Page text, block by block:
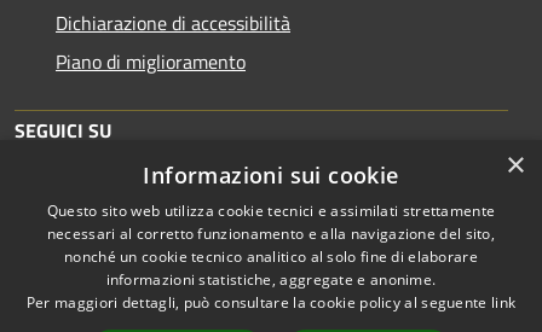
Dichiarazione di accessibilità
Piano di miglioramento
SEGUICI SU
RSS
Accessibilità
Copyright © 2026 • Comune di
×
Informazioni sui cookie
Questo sito web utilizza cookie tecnici e assimilati strettamente
necessari al corretto funzionamento e alla navigazione del sito,
nonché un cookie tecnico analitico al solo fine di elaborare
informazioni statistiche, aggregate e anonime.
Per maggiori dettagli, può consultare la cookie policy al seguente link